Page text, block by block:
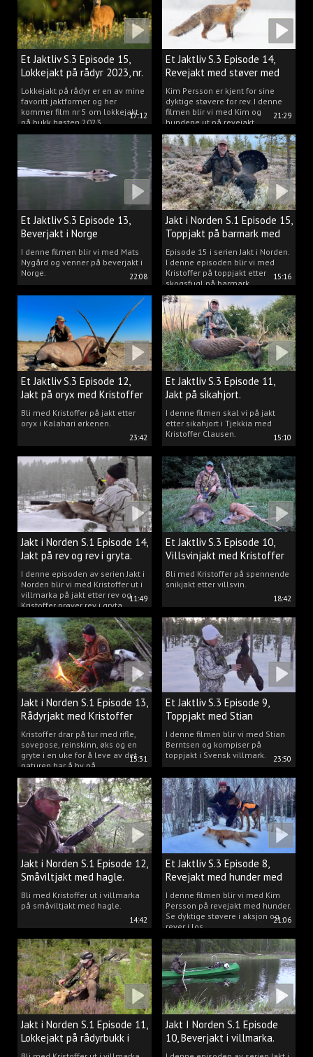
17:12
Et Jaktliv S.3 Episode 15,
Lokkejakt på rådyr 2023, nr.
5Lokkejakt på rådyr er en av mine
favoritt jaktformer og her
kommer film nr 5 om lokkejakt
på bukk høsten 2023.
21:29
Et Jaktliv S.3 Episode 14,
Revejakt med støver med
Kim Persson
Kim Persson er kjent for sine
dyktige støvere for rev. I denne
filmen blir vi med Kim og
hundene ut på revejakt.
22:08
Et Jaktliv S.3 Episode 13,
Beverjakt i Norge
I denne filmen blir vi med Mats
Nygård og venner på beverjakt i
Norge.
15:16
Jakt i Norden S.1 Episode 15,
Toppjakt på barmark med
Kristoffer Clausen
Episode 15 i serien Jakt i Norden.
I denne episoden blir vi med
Kristoffer på toppjakt etter
skogsfugl på barmark.
23:42
Et Jaktliv S.3 Episode 12,
Jakt på oryx med Kristoffer
Clausen
Bli med Kristoffer på jakt etter
oryx i Kalahari ørkenen.
15:10
Et Jaktliv S.3 Episode 11,
Jakt på sikahjort.
I denne filmen skal vi på jakt
etter sikahjort i Tjekkia med
Kristoffer Clausen.
11:49
Jakt i Norden S.1 Episode 14,
Jakt på rev og rev i gryta.
I denne episoden av serien Jakt i
Norden blir vi med Kristoffer ut i
villmarka på jakt etter rev og
Kristoffer prøver rev i gryta.
18:42
Et Jaktliv S.3 Episode 10,
Villsvinjakt med Kristoffer
Bli med Kristoffer på spennende
snikjakt etter villsvin.
15:31
Jakt i Norden S.1 Episode 13,
Rådyrjakt med Kristoffer
Clausen
Kristoffer drar på tur med rifle,
sovepose, reinskinn, øks og en
gryte i en uke for å leve av det
naturen har å by på.
23:50
Et Jaktliv S.3 Episode 9,
Toppjakt med Stian
Berntsen
I denne filmen blir vi med Stian
Berntsen og kompiser på
toppjakt i Svensk villmark.
14:42
Jakt i Norden S.1 Episode 12,
Småviltjakt med hagle.
Bli med Kristoffer ut i villmarka
på småviltjakt med hagle.
21:06
Et Jaktliv S.3 Episode 8,
Revejakt med hunder med
Kim Persson.
I denne filmen blir vi med Kim
Persson på revejakt med hunder.
Se dyktige støvere i aksjon og
rever i los.
Jakt i Norden S.1 Episode 11,
Lokkejakt på rådyrbukk i
villmarka.
Jakt I Norden S.1 Episode
10, Beverjakt i villmarka.